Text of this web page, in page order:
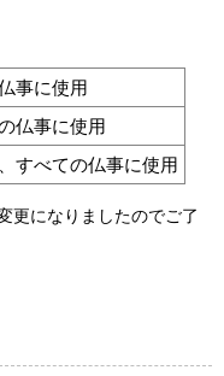
事に使用
仏事に使用
すべての仏事に使用
更になりましたのでご了